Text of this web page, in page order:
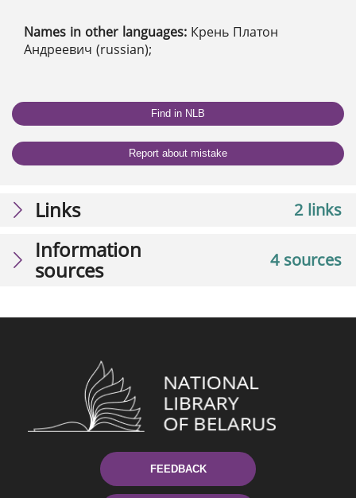
Names in other languages: Крень Платон
Андреевич (russian);
Find in NLB
Report about mistake
2 links
Links
4 sources
Information
sources
FEEDBACK